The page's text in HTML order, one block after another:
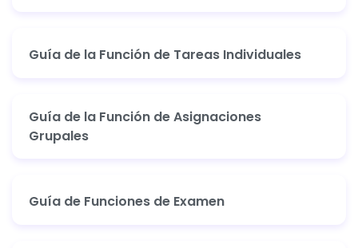
Guía de la Función de Tareas Individuales
Guía de la Función de Asignaciones
Grupales
Guía de Funciones de Examen